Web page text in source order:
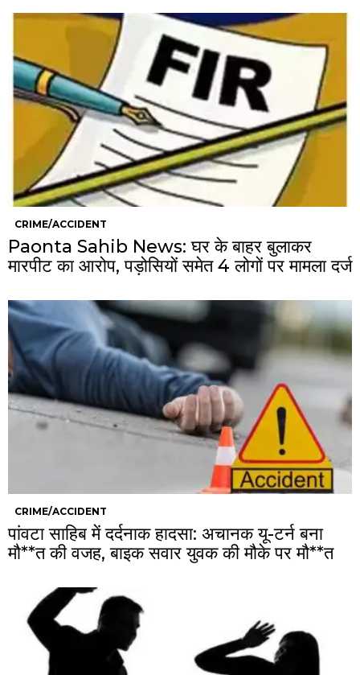
CRIME/ACCIDENT
Paonta Sahib News: घर के बाहर बुलाकर
मारपीट का आरोप, पड़ोसियों समेत 4 लोगों पर मामला दर्ज
CRIME/ACCIDENT
पांवटा साहिब में दर्दनाक हादसा: अचानक यू-टर्न बना
मौ**त की वजह, बाइक सवार युवक की मौके पर मौ**त